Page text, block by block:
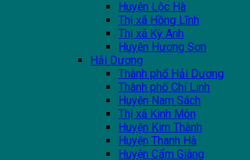
Huyện Lộc Hà
Thị xã Hồng Lĩnh
Thị xã Kỳ Anh
Huyện Hương Sơn
Hải Dương
Thành phố Hải Dương
Thành phố Chí Linh
Huyện Nam Sách
Thị xã Kinh Môn
Huyện Kim Thành
Huyện Thanh Hà
Huyện Cẩm Giàng